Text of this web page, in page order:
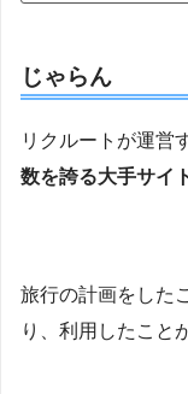
じゃらん
リクルートが運営
数を誇る大手サイ
旅行の計画をした
り、利用したこと